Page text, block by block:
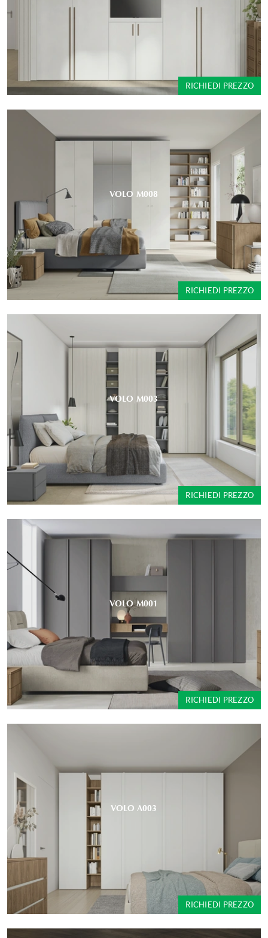
RICHIEDI PREZZO
VOLO M008
RICHIEDI PREZZO
VOLO M003
RICHIEDI PREZZO
VOLO M001
RICHIEDI PREZZO
VOLO A003
RICHIEDI PREZZO